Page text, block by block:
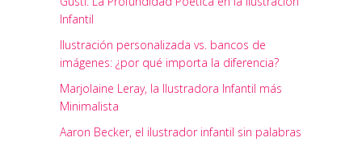
Infantil
Ilustración personalizada vs. bancos de
imágenes: ¿por qué importa la diferencia?
Marjolaine Leray, la Ilustradora Infantil más
Minimalista
Aaron Becker, el ilustrador infantil sin palabras